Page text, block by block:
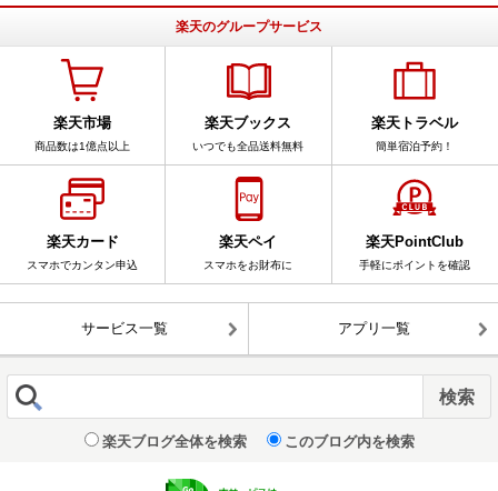
楽天のグループサービス
楽天市場
商品数は1億点以上
楽天ブックス
いつでも全品送料無料
楽天トラベル
簡単宿泊予約！
楽天カード
スマホでカンタン申込
楽天ペイ
スマホをお財布に
楽天PointClub
手軽にポイントを確認
サービス一覧 アプリ一覧
楽天ブログ全体を検索 このブログ内を検索